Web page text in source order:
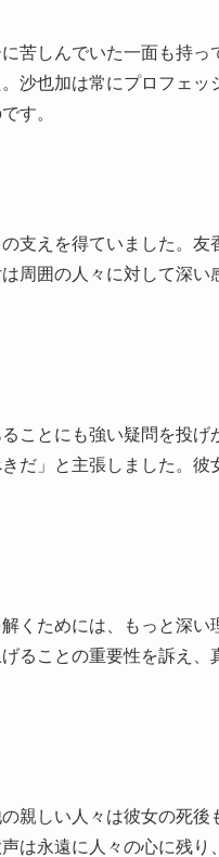
苦しんでいた一面も持
沙也加は常にプロフェ
す。
支えを得ていました。
周囲の人々に対して深
ことにも強い疑問を投
だ」と主張しました。
くためには、もっと深
ることの重要性を訴え、
親しい人々は彼女の死
は永遠に人々の心に残